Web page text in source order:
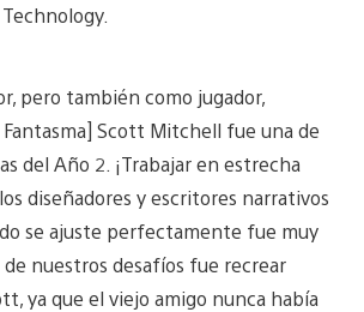
pero también como jugador,
Scott Mitchell fue una de
del Año 2. ¡Trabajar en estrecha
diseñadores y escritores narrativos
se ajuste perfectamente fue muy
nuestros desafíos fue recrear
ya que el viejo amigo nunca había